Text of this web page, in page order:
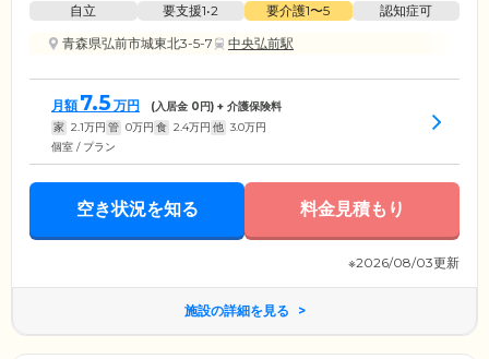
自立 要支援1•2 要介護1〜5
認知症可
青森県弘前市城東北3-5-7
中央弘前駅
月額 7.5 万円 (入居金 0円) + 介護保険料
家 2.1万円 管 0万円 食 2.4万円 他 3.0万円
個室 / プラン
空き状況を知る 料金見積もり
※2026/08/03更新
施設の詳細を見る